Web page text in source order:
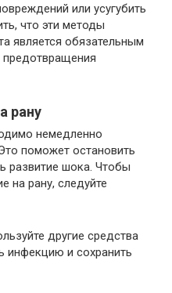
или усугубить
что эти методы
является обязательным
рану
немедленно
поможет остановить
развитие шока. Чтобы
на рану, следуйте
другие средства
инфекцию и сохранить